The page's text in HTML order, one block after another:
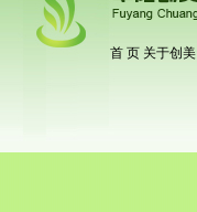
首 页 关于创美